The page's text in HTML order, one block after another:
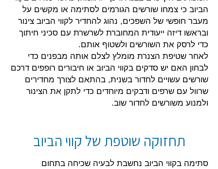
הביוב כי צמחו שורשים הגורמים לסתימה או מקשים על
מעבר חופשי של השפכים, נהוג להחדיר לקווי הביוב צינור
ובראשו דיזה ייעודית המחוברת לשרשרת עם סכיני חיתוך
כדי לרסק את השורשים ולשטוף אותם.
לאחר שטיפת הצנרת מומלץ לצלם אותה מבפנים כדי
לבחון האם יש סדקים בקווי הביוב או חיבורים רופפים דרכם
שורשים עשויים לחדור בשנית, בהתאם לצורך מחדירים
שרוול עם שרפים ודבקים מיוחדים כדי לתקן את הצינור
ולמנוע משורשים לחדור שוב.
תחזוקה שוטפת של קווי הביוב
סתימה בקווי הביוב נחשבת לבעיה שכיחה בתחום